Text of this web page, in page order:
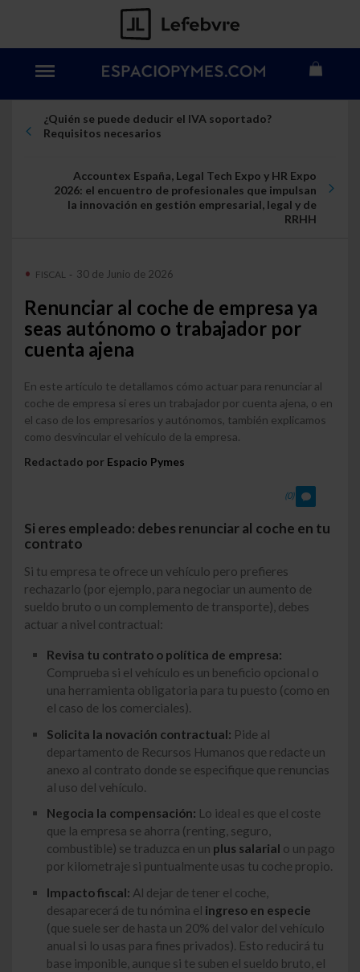
¿Quién se puede deducir el IVA soportado?
Requisitos necesarios
Accountex España, Legal Tech Expo y HR Expo
2026: el encuentro de profesionales que impulsan
la innovación en gestión empresarial, legal y de
RRHH
FISCAL - 30 de Junio de 2026
Renunciar al coche de empresa ya
seas autónomo o trabajador por
cuenta ajena
En este artículo te detallamos cómo actuar para renunciar al
coche de empresa si eres un trabajador por cuenta ajena, o en
el caso de los empresarios y autónomos, también explicamos
como desvincular el vehículo de la empresa.
Redactado por Espacio Pymes
(0)
Si eres empleado: debes renunciar al coche en tu
contrato
Si tu empresa te ofrece un vehículo pero prefieres
rechazarlo (por ejemplo, para negociar un aumento de
sueldo bruto o un complemento de transporte), debes
actuar a nivel contractual:
Revisa tu contrato o política de empresa:
Comprueba si el vehículo es un beneficio opcional o
una herramienta obligatoria para tu puesto (como en
el caso de los comerciales).
Solicita la novación contractual: Pide al
departamento de Recursos Humanos que redacte un
anexo al contrato donde se especifique que renuncias
al uso del vehículo.
Negocia la compensación: Lo ideal es que el coste
que la empresa se ahorra (renting, seguro,
combustible) se traduzca en un plus salarial o un pago
por kilometraje si puntualmente usas tu coche propio.
Impacto fiscal: Al dejar de tener el coche,
desaparecerá de tu nómina el ingreso en especie
(que suele ser de hasta un 20% del valor del vehículo
anual si lo usas para fines privados). Esto reducirá tu
base imponible, aunque si te suben el sueldo bruto, el